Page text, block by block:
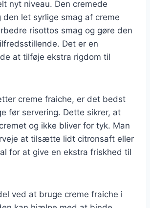
nyt niveau. Den cremede
den let syrlige smag af creme
risottos smag og gøre den
Det er en
at tilføje ekstra rigdom til
creme fraiche, er det bedst
før servering. Dette sikrer, at
og ikke bliver for tyk. Man
at tilsætte lidt citronsaft eller
for at give en ekstra friskhed til
ved at bruge creme fraiche i